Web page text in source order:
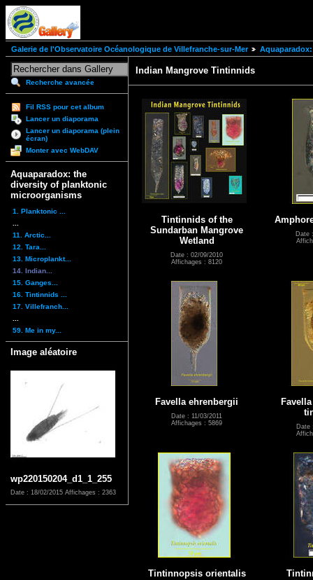
Galerie de l'Observatoire Océanologique de Villefranche-sur-Mer
Recherche avancée
Fil RSS pour cet album
Lancer un diaporama
Lancer un diaporama (plein
écran)
Monter avec WebDAV
Aquaparadox: the
diversity of planktonic
microorganisms
1. Planktonic ...
11. Arctic...
12. Tara...
13. Microplankt...
14. Indian...
15. Ganges...
16. Tintinnids ...
17. Villefranch...
59. Me in my...
Image aléatoire
wp220150204_d1_1_255
Date : 18/02/2015 Affichages : 2363
Indian Mangrove Tintinnids
Tintinnids of the
Sundarban Mangrove
Wetland
Date : 02/09/2010
Affichages : 8120
Date
Favella ehrenbergii
Date : 11/03/2011
Affichages : 5869
Date
Tintinnopsis orientalis